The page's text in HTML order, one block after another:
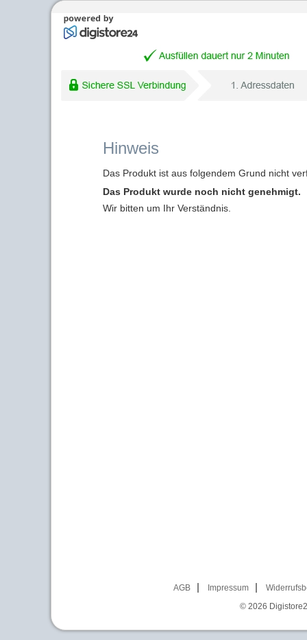
Hinweis
Das Produkt ist aus folgendem Grund nicht
Das Produkt wurde noch nicht genehmigt.
Wir bitten um Ihr Verständnis.
AGB Impressum
© 2026